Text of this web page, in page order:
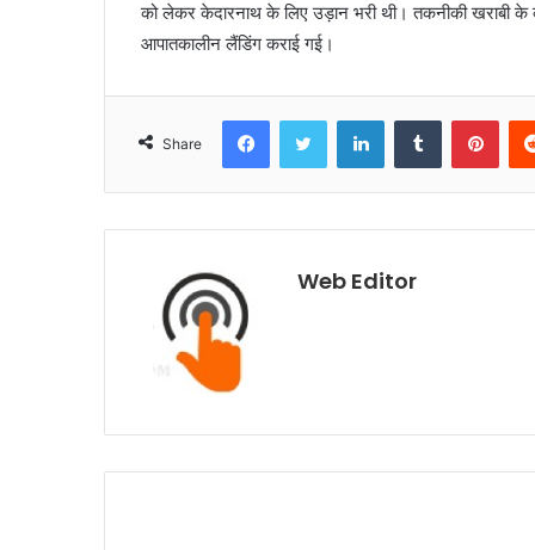
को लेकर केदारनाथ के लिए उड़ान भरी थी। तकनीकी खराबी
आपातकालीन लैंडिंग कराई गई।
Share
Web Editor